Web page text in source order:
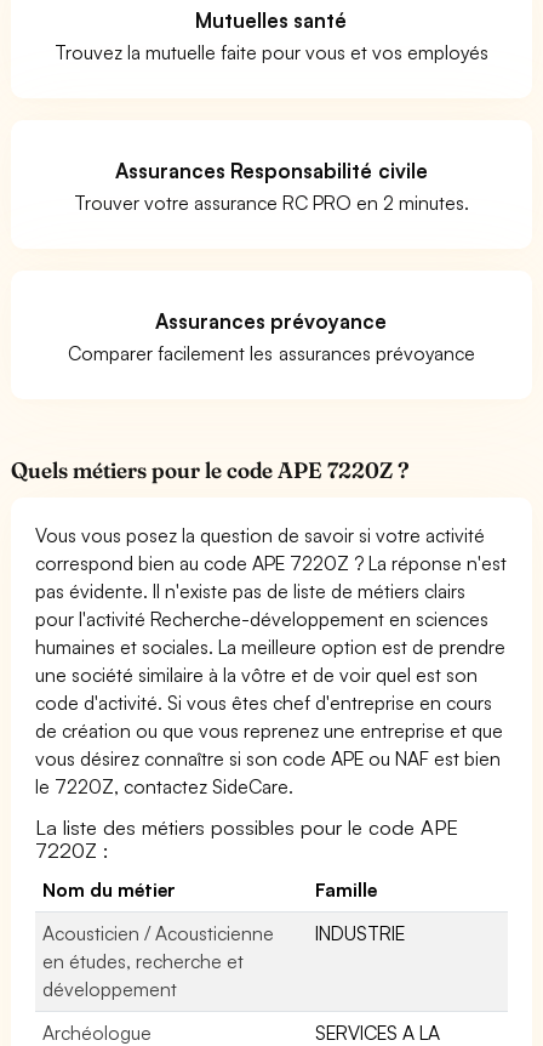
Mutuelles santé
Trouvez la mutuelle faite pour vous et vos employés
Assurances Responsabilité civile
Trouver votre assurance RC PRO en 2 minutes.
Assurances prévoyance
Comparer facilement les assurances prévoyance
Quels métiers pour le code APE 7220Z ?
Vous vous posez la question de savoir si votre activité
correspond bien au code APE 7220Z ? La réponse n'est
pas évidente. Il n'existe pas de liste de métiers clairs
pour l'activité Recherche-développement en sciences
humaines et sociales. La meilleure option est de prendre
une société similaire à la vôtre et de voir quel est son
code d'activité. Si vous êtes chef d'entreprise en cours
de création ou que vous reprenez une entreprise et que
vous désirez connaître si son code APE ou NAF est bien
le 7220Z, contactez SideCare.
La liste des métiers possibles pour le code APE
7220Z :
Nom du métier
Famille
Acousticien / Acousticienne
en études, recherche et
développement
INDUSTRIE
Archéologue
SERVICES A LA